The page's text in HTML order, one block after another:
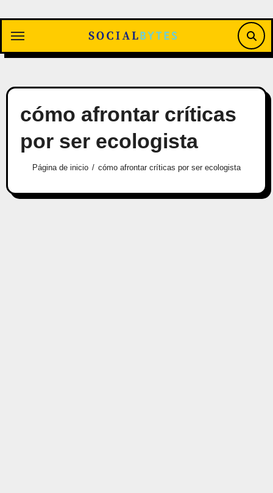
contenido
cómo afrontar críticas
por ser ecologista
Página de inicio cómo afrontar críticas por ser ecologista